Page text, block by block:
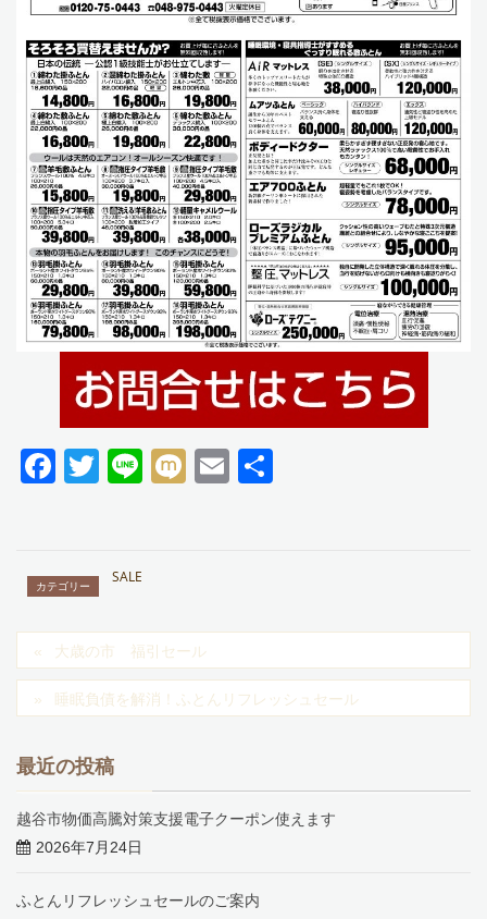
F
e
b
o
o
k
T
er
Li
M
E
カテゴリー SALE
大歳の市 福引セール
睡眠負債を解消！ふとんリフレッシュセール
最近の投稿
越谷市物価高騰対策支援電子クーポン使えます
2026年7月24日
ふとんリフレッシュセールのご案内